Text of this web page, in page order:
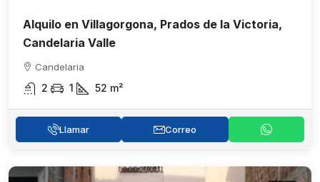
Alquilo en Villagorgona, Prados de la Victoria,
Candelaria Valle
Candelaria
2 1 52 m²
Llamar Correo